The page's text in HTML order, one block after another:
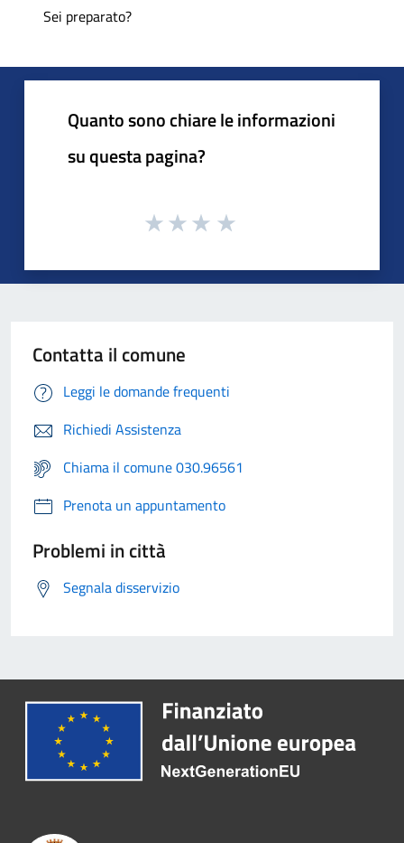
Sei preparato?
Quanto sono chiare le informazioni
su questa pagina?
Contatta il comune
Leggi le domande frequenti
Richiedi Assistenza
Chiama il comune 030.96561
Prenota un appuntamento
Problemi in città
Segnala disservizio